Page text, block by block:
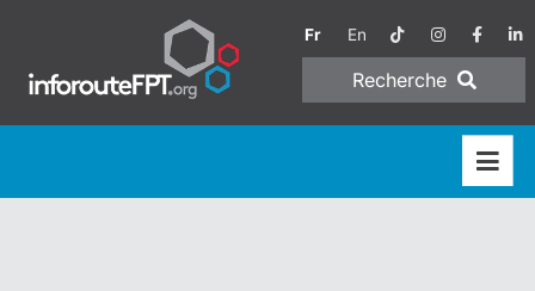
Fr En
Recherche